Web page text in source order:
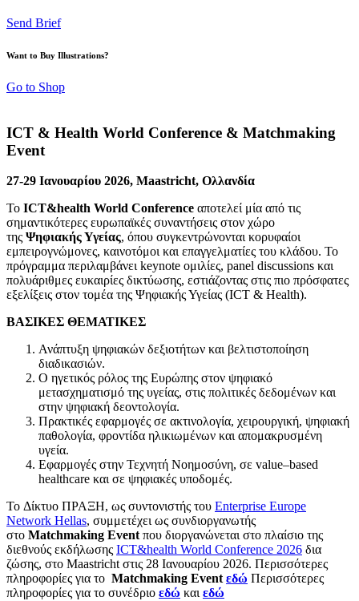
Send Brief
Want to Buy Illustrations?
Go to Shop
ICT & Health World Conference & Matchmaking
Event
27-29 Ιανουαρίου 2026, Maastricht, Ολλανδία
Το ICT&health World Conference αποτελεί μία από τις
σημαντικότερες ευρωπαϊκές συναντήσεις στον χώρο
της Ψηφιακής Υγείας, όπου συγκεντρώνονται κορυφαίοι
εμπειρογνώμονες, καινοτόμοι και επαγγελματίες του κλάδου. Το
πρόγραμμα περιλαμβάνει keynote ομιλίες, panel discussions και
πολυάριθμες ευκαιρίες δικτύωσης, εστιάζοντας στις πιο πρόσφατες
εξελίξεις στον τομέα της Ψηφιακής Υγείας (ICT & Health).
ΒΑΣΙΚΕΣ ΘΕΜΑΤΙΚΕΣ
Ανάπτυξη ψηφιακών δεξιοτήτων και βελτιστοποίηση
διαδικασιών.
Ο ηγετικός ρόλος της Ευρώπης στον ψηφιακό
μετασχηματισμό της υγείας, στις πολιτικές δεδομένων και
στην ψηφιακή δεοντολογία.
Πρακτικές εφαρμογές σε ακτινολογία, χειρουργική, ψηφιακή
παθολογία, φροντίδα ηλικιωμένων και απομακρυσμένη
υγεία.
Εφαρμογές στην Τεχνητή Νοημοσύνη, σε value–based
healthcare και σε ψηφιακές υποδομές.
Το Δίκτυο ΠΡΑΞΗ, ως συντονιστής του Enterprise Europe
Network Hellas, συμμετέχει ως συνδιοργανωτής
στο Μatchmaking Event που διοργανώνεται στο πλαίσιο της
διεθνούς εκδήλωσης ICT&health World Conference 2026 δια
ζώσης, στο Maastricht στις 28 Ιανουαρίου 2026. Περισσότερες
πληροφορίες για το Μatchmaking Event εδώ Περισσότερες
πληροφορίες για το συνέδριο εδώ και εδώ